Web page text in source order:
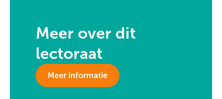
Meer over dit
lectoraat
Meer informatie